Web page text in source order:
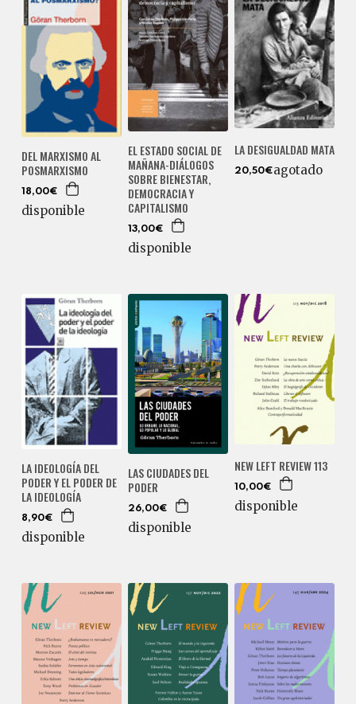
DEL MARXISMO AL
POSMARXISMO
18,00€
disponible
EL ESTADO SOCIAL DE
MAÑANA-DIÁLOGOS
SOBRE BIENESTAR,
DEMOCRACIA Y
CAPITALISMO
13,00€
disponible
LA DESIGUALDAD MATA
20,50€agotado
LA IDEOLOGÍA DEL
PODER Y EL PODER DE
LA IDEOLOGÍA
8,90€
disponible
LAS CIUDADES DEL
PODER
26,00€
disponible
NEW LEFT REVIEW 113
10,00€
disponible